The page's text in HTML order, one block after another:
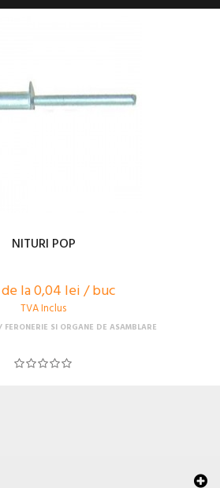
NITURI POP
la 0,04 lei / buc
TVA Inclus
FERONERIE SI ORGANE DE ASAMBLARE